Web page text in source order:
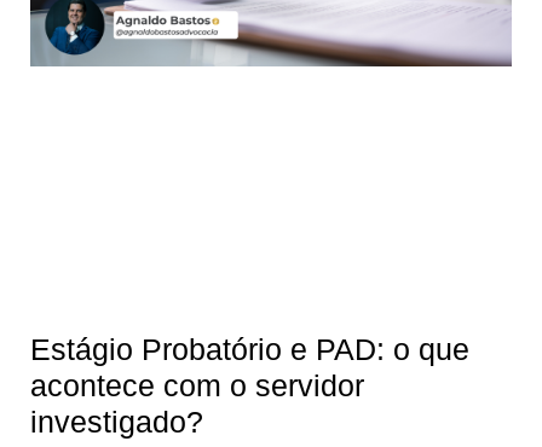
Estágio Probatório e PAD: o que
acontece com o servidor
investigado?